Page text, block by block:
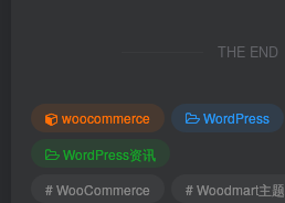
THE END
woocommerce WordPress
WordPress资讯
# WooCommerce
# Woodmart主题